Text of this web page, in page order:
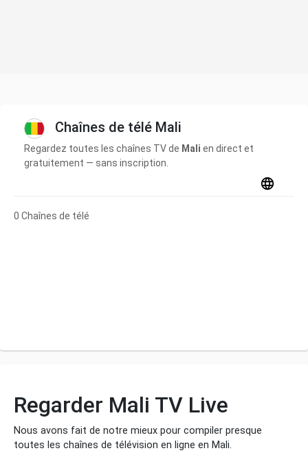
Chaînes de télé Mali
Regardez toutes les chaînes TV de Mali en direct et
gratuitement — sans inscription.
0 Chaînes de télé
Regarder Mali TV Live
Nous avons fait de notre mieux pour compiler presque
toutes les chaînes de télévision en ligne en Mali.